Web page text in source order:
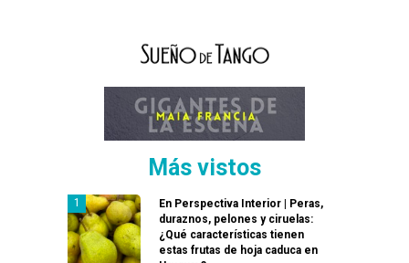
Más vistos
En Perspectiva Interior | Peras,
duraznos, pelones y ciruelas:
¿Qué características tienen
estas frutas de hoja caduca en